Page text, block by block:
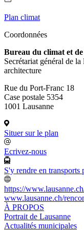
Plan climat
Coordonnées
Bureau du climat et
Secrétariat général de
architecture
Rue du Port-Franc 18
Case postale 5354
1001 Lausanne
Situer sur le plan
Ecrivez-nous
S'y rendre en transports
https://
www.lausanne.ch/
À PROPOS
Portrait de Lausanne
Actualités municipales